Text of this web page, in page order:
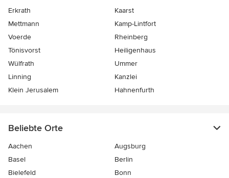
Erkrath
Kaarst
Mettmann
Kamp-Lintfort
Voerde
Rheinberg
Tönisvorst
Heiligenhaus
Wülfrath
Ummer
Linning
Kanzlei
Klein Jerusalem
Hahnenfurth
Beliebte Orte
Aachen
Augsburg
Basel
Berlin
Bielefeld
Bonn